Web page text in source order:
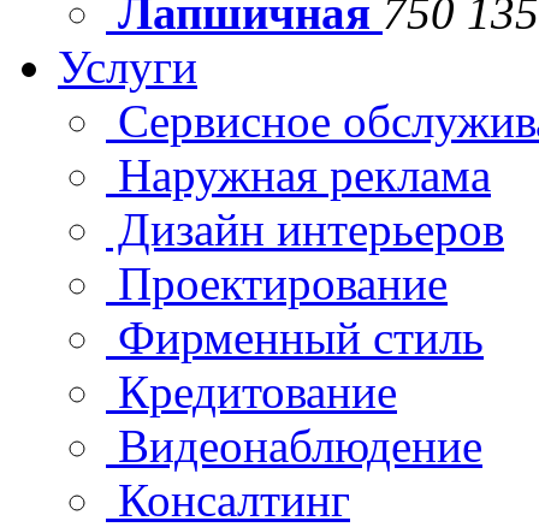
Лапшичная 750
Услуги
Сервисное
Наружная реклама
Дизайн интерьеров
Проектирование
Фирменный стиль
Кредитование
Видеонаблюдение
Консалтинг